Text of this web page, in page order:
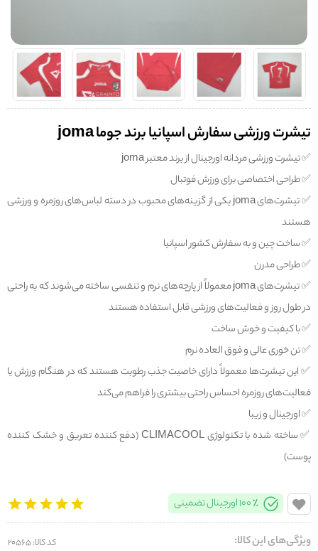
تیشرت ورزشی سفارش اسپانیا برند جوما joma
✅️ تیشرت ورزشی مردانه اورجینال از برند معتبر joma
✅️ طراحی اختصاصی برای ورزش فوتبال
✅️ تیشرت‌های joma یکی از گزینه‌های محبوب در دسته لباس‌های روزمره و ورزشی
هستند
✅️ ساخت چین و به سفارش کشور اسپانیا
✅️ طراحی مدرن
✅️ تیشرت‌های joma معمولاً از پارچه‌های نرم و تنفسی ساخته می‌شوند که به راحتی
در طول روز و فعالیت‌های ورزشی قابل استفاده هستند
✅️ با کیفیت و خوش ساخت
✅️ تن خوری عالی و فوق العاده نرم
✅️ این تیشرت‌ها معمولاً دارای خاصیت جذب رطوبت هستند که در هنگام ورزش یا
فعالیت‌های روزمره احساس راحتی بیشتری را فراهم می‌کند
✅️ اورجینال و زیبا
✅️ ساخته شده با تکنولوژی CLIMACOOL (دفع کننده تعریق و خشک کننده
پوست)
100% اورجینال تضمینی
ویژگی‌های این کالا: کد کالا: 20565